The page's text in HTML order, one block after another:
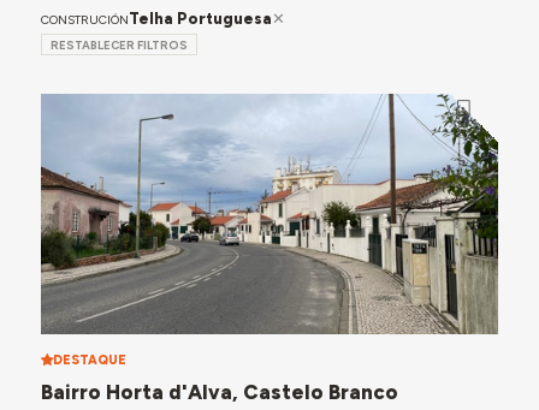
CONSTRUCIÓNTelha Portuguesa
RESTABLECER FILTROS
DESTAQUE
Bairro Horta d'Alva, Castelo Branco